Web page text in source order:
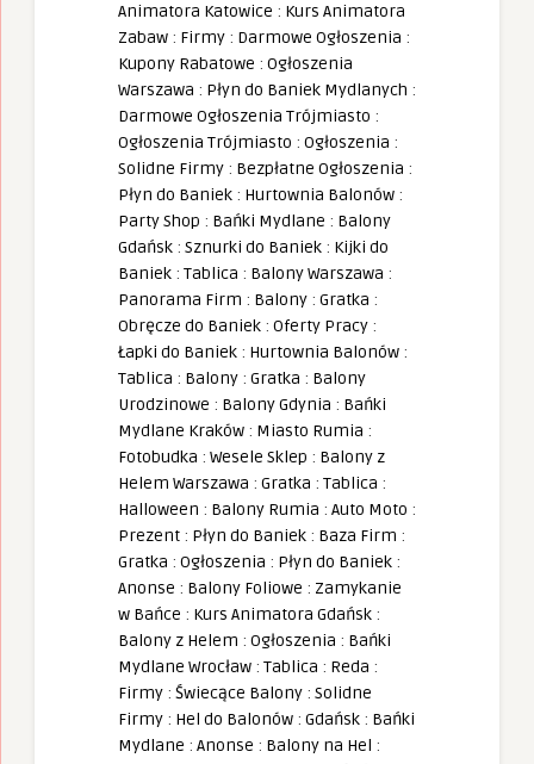
Animatora Katowice : Kurs Animatora
Zabaw : Firmy : Darmowe Ogłoszenia :
Kupony Rabatowe : Ogłoszenia
Warszawa : Płyn do Baniek Mydlanych :
Darmowe Ogłoszenia Trójmiasto :
Ogłoszenia Trójmiasto : Ogłoszenia :
Solidne Firmy : Bezpłatne Ogłoszenia :
Płyn do Baniek : Hurtownia Balonów :
Party Shop : Bańki Mydlane : Balony
Gdańsk : Sznurki do Baniek : Kijki do
Baniek : Tablica : Balony Warszawa :
Panorama Firm : Balony : Gratka :
Obręcze do Baniek : Oferty Pracy :
Łapki do Baniek : Hurtownia Balonów :
Tablica : Balony : Gratka : Balony
Urodzinowe : Balony Gdynia : Bańki
Mydlane Kraków : Miasto Rumia :
Fotobudka : Wesele Sklep : Balony z
Helem Warszawa : Gratka : Tablica :
Halloween : Balony Rumia : Auto Moto :
Prezent : Płyn do Baniek : Baza Firm :
Gratka : Ogłoszenia : Płyn do Baniek :
Anonse : Balony Foliowe : Zamykanie
w Bańce : Kurs Animatora Gdańsk :
Balony z Helem : Ogłoszenia : Bańki
Mydlane Wrocław : Tablica : Reda :
Firmy : Świecące Balony : Solidne
Firmy : Hel do Balonów : Gdańsk : Bańki
Mydlane : Anonse : Balony na Hel :